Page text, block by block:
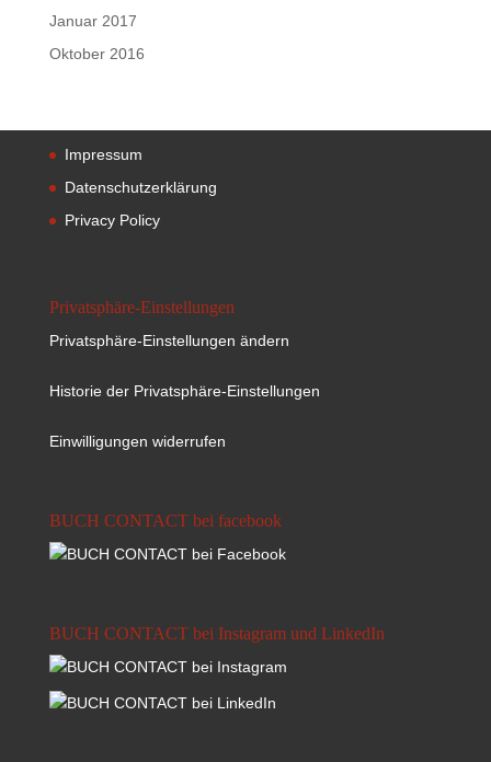
Januar 2017
Oktober 2016
Impressum
Datenschutzerklärung
Privacy Policy
Privatsphäre-Einstellungen
Privatsphäre-Einstellungen ändern
Historie der Privatsphäre-Einstellungen
Einwilligungen widerrufen
BUCH CONTACT bei facebook
BUCH CONTACT bei Instagram und LinkedIn